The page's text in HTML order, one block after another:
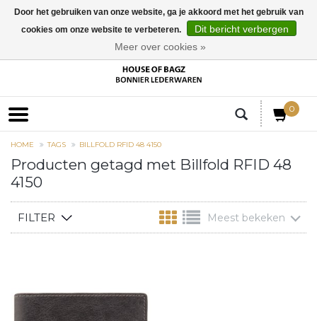
0
HOME TAGS BILLFOLD RFID 48 4150
Producten getagd met Billfold RFID 48
4150
FILTER Meest bekeken
Door het gebruiken van onze website, ga je akkoord met het gebruik van
cookies om onze website te verbeteren.
Dit bericht verbergen
Meer over cookies »